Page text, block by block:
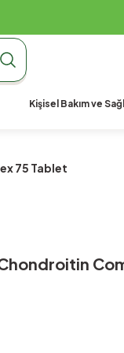
Kargo
Kişisel Bakım ve
75 Tablet